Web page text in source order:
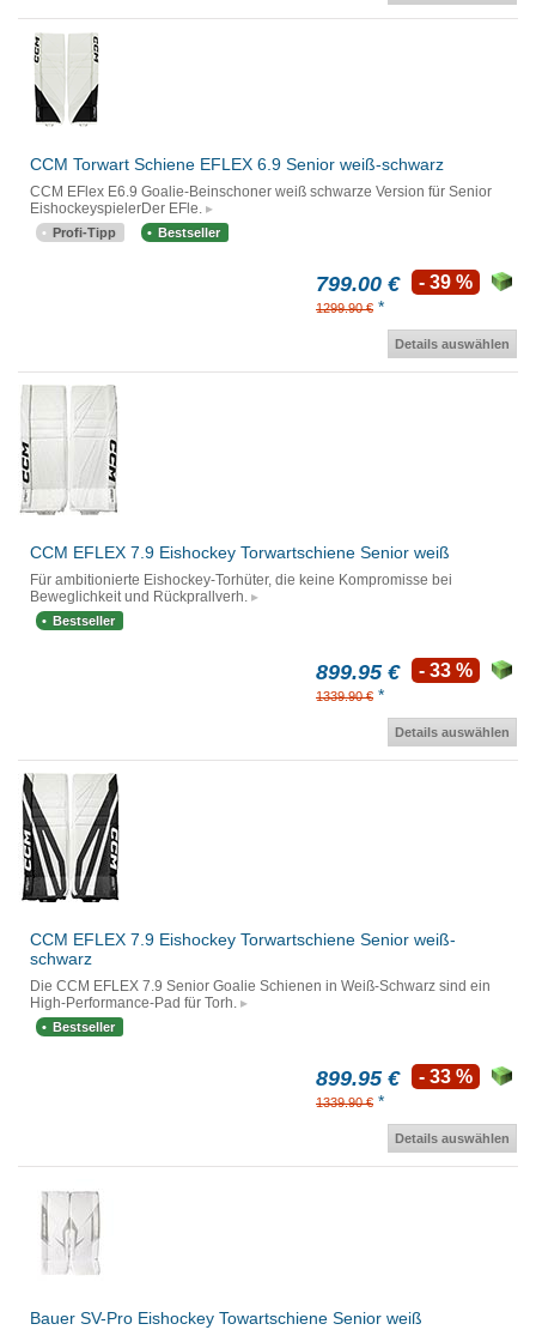
CCM Torwart Schiene EFLEX 6.9 Senior weiß-schwarz
CCM EFlex E6.9 Goalie-Beinschoner weiß schwarze Version für Senior
EishockeyspielerDer EFle.
Profi-Tipp Bestseller
799.00 €
1299.90 € *
- 39 %
Details auswählen
CCM EFLEX 7.9 Eishockey Torwartschiene Senior weiß
Für ambitionierte Eishockey-Torhüter, die keine Kompromisse bei
Beweglichkeit und Rückprallverh.
Bestseller
899.95 €
1339.90 € *
- 33 %
Details auswählen
CCM EFLEX 7.9 Eishockey Torwartschiene Senior weiß-
schwarz
Die CCM EFLEX 7.9 Senior Goalie Schienen in Weiß-Schwarz sind ein
High-Performance-Pad für Torh.
Bestseller
899.95 €
1339.90 € *
- 33 %
Details auswählen
Bauer SV-Pro Eishockey Towartschiene Senior weiß